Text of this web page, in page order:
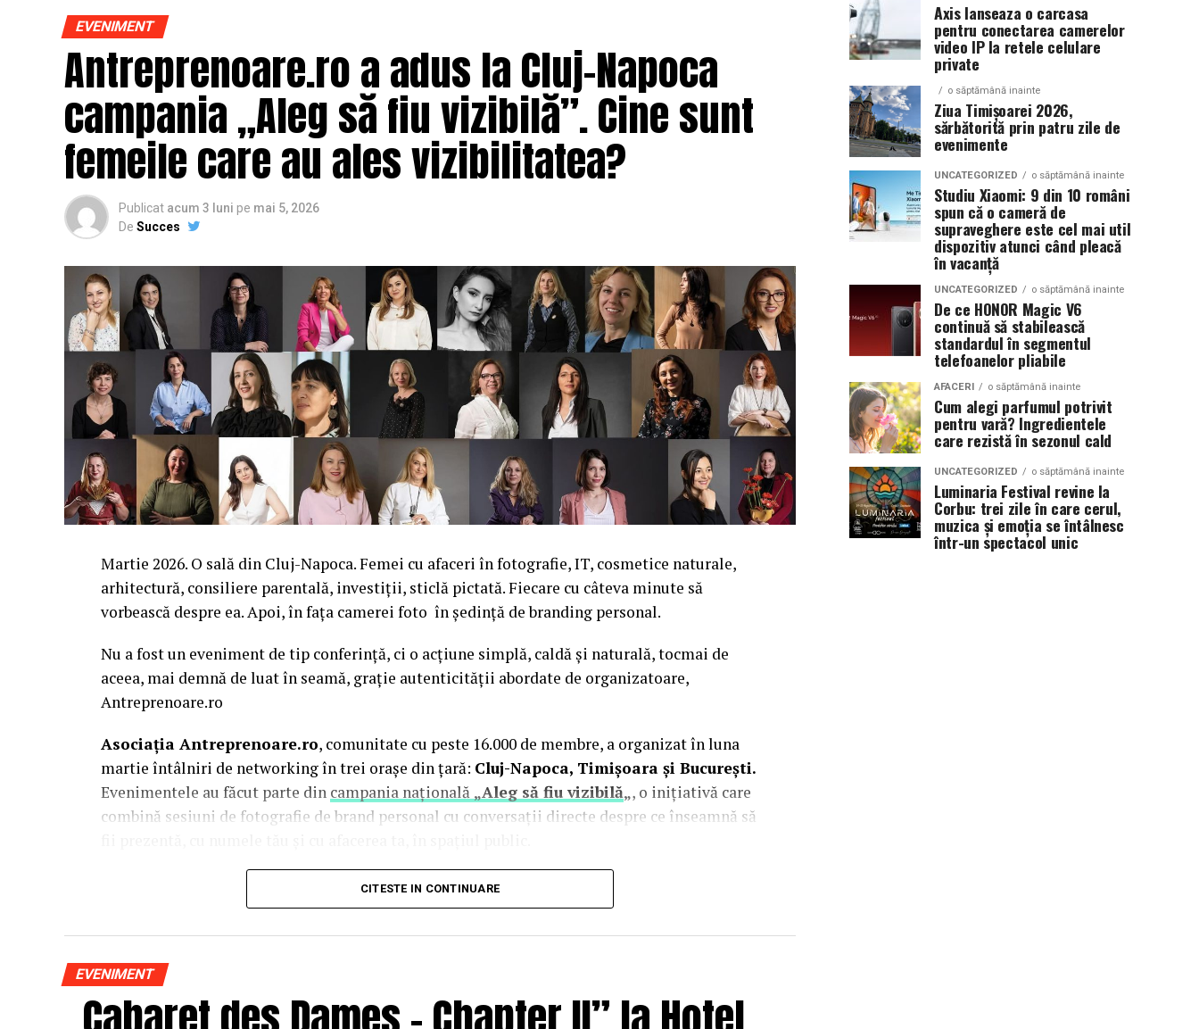
EVENIMENT
Antreprenoare.ro a adus la Cluj-Napoca
campania „Aleg să fiu vizibilă”. Cine sunt
femeile care au ales vizibilitatea?
Publicat acum 3 luni pe mai 5, 2026
De Succes
Martie 2026. O sală din Cluj-Napoca. Femei cu afaceri în fotografie, IT, cosmetice naturale,
arhitectură, consiliere parentală, investiții, sticlă pictată. Fiecare cu câteva minute să
vorbească despre ea. Apoi, în fața camerei foto în ședință de branding personal.
Nu a fost un eveniment de tip conferință, ci o acțiune simplă, caldă și naturală, tocmai de
aceea, mai demnă de luat în seamă, grație autenticității abordate de organizatoare,
Antreprenoare.ro
Asociația Antreprenoare.ro, comunitate cu peste 16.000 de membre, a organizat în luna
martie întâlniri de networking în trei orașe din țară: Cluj-Napoca, Timișoara și București.
Evenimentele au făcut parte din campania națională „Aleg să fiu vizibilă„, o inițiativă care
combină sesiuni de fotografie de brand personal cu conversații directe despre ce înseamnă să
La Cluj-Napoca, sesiunile foto au fost susținute de doi fotografi profesioniști:
(lightsun.ro) șiDeni Sîrb(DA Studio). Valentina a venit cu 18 ani de carieră în
vânzări în spate și o tranziție asumată spre fotografia comercială și de brand personal. Deni
portret de 15 ani.
De ce a pornit această campanie?
CITESTE IN CONTINUARE
EVENIMENT
Axis lanseaza o carcasa
pentru conectarea camerelor
video IP la retele celulare
private
o săptămână inainte
Ziua Timișoarei 2026,
sărbătorită prin patru zile de
evenimente
UNCATEGORIZED o săptămână inainte
Studiu Xiaomi: 9 din 10 români
spun că o cameră de
supraveghere este cel mai util
dispozitiv atunci când pleacă
în vacanță
UNCATEGORIZED o săptămână inainte
De ce HONOR Magic V6
continuă să stabilească
standardul în segmentul
telefoanelor pliabile
AFACERI o săptămână inainte
Cum alegi parfumul potrivit
pentru vară? Ingredientele
care rezistă în sezonul cald
UNCATEGORIZED o săptămână inainte
Luminaria Festival revine la
Corbu: trei zile în care cerul,
muzica și emoția se întâlnesc
într-un spectacol unic